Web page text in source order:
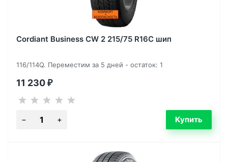
Cordiant Business CW 2 215/75 R16C шип
116/114Q. Переместим за 5 дней - остаток: 1
11 230 ₽